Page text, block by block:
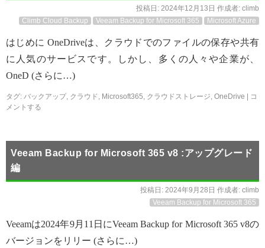
投稿日: 2024年12月13日 作成者: climb
Climb Cloud Backup
Veeam Backup for Microsoft 365 Microsoft Azure
はじめに OneDriveは、クラウドでのファイルの保存や共有
に人気のサービスです。しかし、多くの人々や企業が、
OneD (さらに…)
タグ: バックアップ, クラウド, Microsoft365, クラウドストレージ, OneDrive
コ
メントする
Veeam Backup for Microsoft 365 v8 :アップグレード
編
投稿日: 2024年9月28日 作成者: climb
Veeam Backup for Microsoft 365
Veeamは2024年9月11日にVeeam Backup for Microsoft 365 v8の
バージョンをリリー (さらに…)